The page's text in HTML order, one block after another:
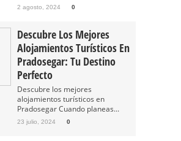
2 agosto, 2024 0
Descubre Los Mejores
Alojamientos Turísticos En
Pradosegar: Tu Destino
Perfecto
Descubre los mejores
alojamientos turísticos en
Pradosegar Cuando planeas...
23 julio, 2024 0